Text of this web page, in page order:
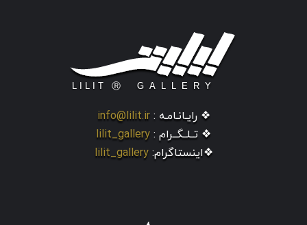
❖ رایـانـامـه : info@lilit.ir
❖ تــلــگــرام : lilit_gallery
❖اینستاگرام: lilit_gallery